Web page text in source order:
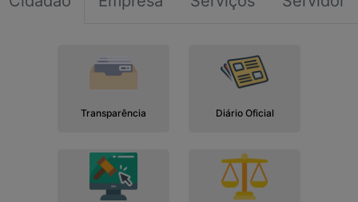
Transparência Diário Oficial